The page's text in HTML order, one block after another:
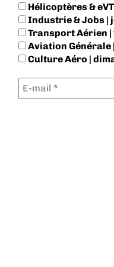
Hélicoptères &
Industrie & Jobs |
Transport Aérien
Aviation Générale
Culture Aéro |